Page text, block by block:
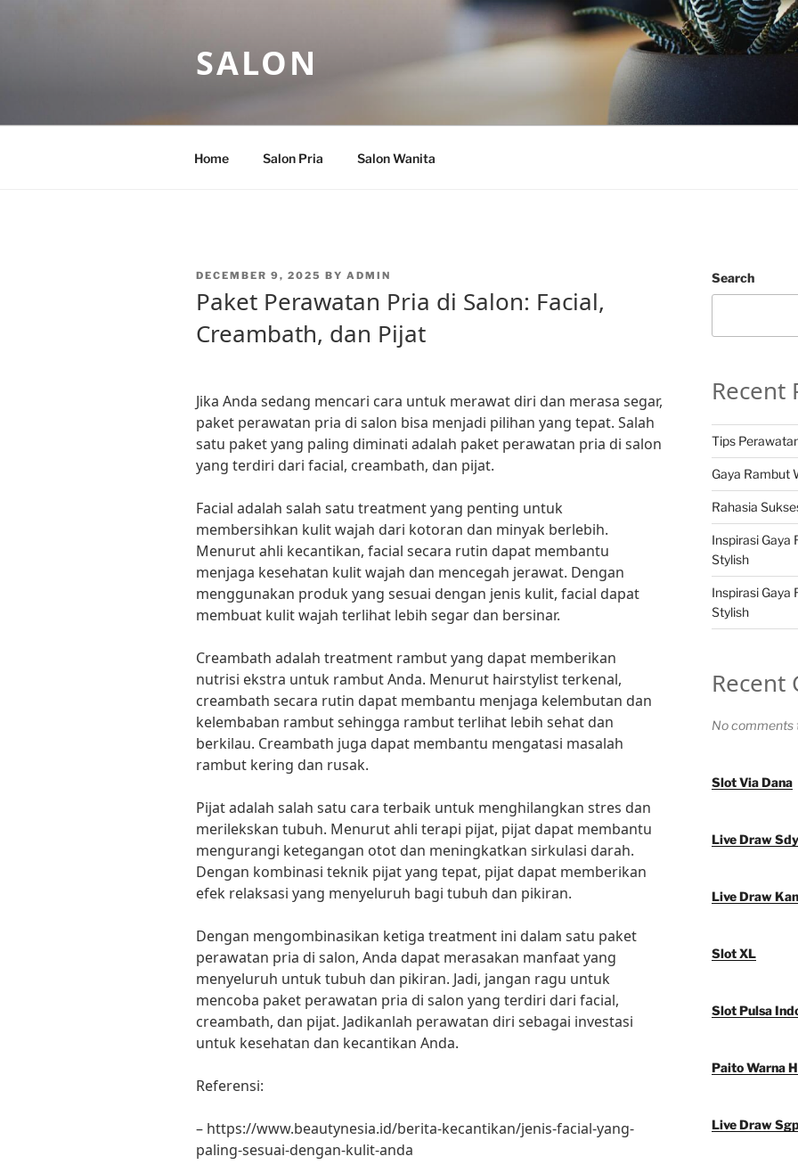
SALON
Home Salon Pria Salon Wanita
POSTED
DECEMBER 9, 2025 BY ADMIN
Paket Perawatan Pria di Salon: Facial,
Creambath, dan Pijat
Jika Anda sedang mencari cara untuk merawat diri dan merasa segar,
paket perawatan pria di salon bisa menjadi pilihan yang tepat. Salah
satu paket yang paling diminati adalah paket perawatan pria di salon
yang terdiri dari facial, creambath, dan pijat.
Facial adalah salah satu treatment yang penting untuk
membersihkan kulit wajah dari kotoran dan minyak berlebih.
Menurut ahli kecantikan, facial secara rutin dapat membantu
menjaga kesehatan kulit wajah dan mencegah jerawat. Dengan
menggunakan produk yang sesuai dengan jenis kulit, facial dapat
membuat kulit wajah terlihat lebih segar dan bersinar.
Creambath adalah treatment rambut yang dapat memberikan
nutrisi ekstra untuk rambut Anda. Menurut hairstylist terkenal,
creambath secara rutin dapat membantu menjaga kelembutan dan
kelembaban rambut sehingga rambut terlihat lebih sehat dan
berkilau. Creambath juga dapat membantu mengatasi masalah
rambut kering dan rusak.
Pijat adalah salah satu cara terbaik untuk menghilangkan stres dan
merilekskan tubuh. Menurut ahli terapi pijat, pijat dapat membantu
mengurangi ketegangan otot dan meningkatkan sirkulasi darah.
Dengan kombinasi teknik pijat yang tepat, pijat dapat memberikan
efek relaksasi yang menyeluruh bagi tubuh dan pikiran.
Dengan mengombinasikan ketiga treatment ini dalam satu paket
perawatan pria di salon, Anda dapat merasakan manfaat yang
menyeluruh untuk tubuh dan pikiran. Jadi, jangan ragu untuk
mencoba paket perawatan pria di salon yang terdiri dari facial,
creambath, dan pijat. Jadikanlah perawatan diri sebagai investasi
untuk kesehatan dan kecantikan Anda.
Referensi:
– https://www.beautynesia.id/berita-kecantikan/jenis-facial-yang-
paling-sesuai-dengan-kulit-anda
Search
Recent
Tips
Gaya Rambut
Rahasia
Inspirasi Gaya
Stylish
Inspirasi Gaya
Stylish
Recent
No comments
Slot Via Dana
Live Draw Sdy
Live Draw
Slot XL
Slot Pulsa
Paito Warna
Live Draw